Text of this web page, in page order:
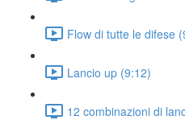
Flow di tutte le difese
Lancio up (9:12)
12 combinazioni di